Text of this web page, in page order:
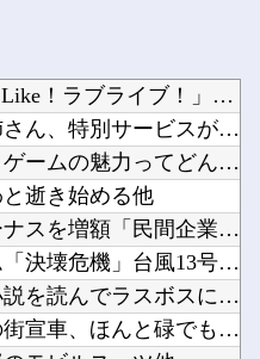
【ラブライブ！】「Link！Like！ラブライブ！」運営チー...
【画像】脱毛サロンのお姉さん、特別サービスがエ□すぎる件ｗｗ...
モンスターハンターというゲームの魅力ってどんな部分だと思う？...
と逝き始める他
【悲報】公務員さん、ボーナスを増額「民間企業に合わせました」...
中国「大洪水！」三峡ダム「決壊危機」台風13号「三峡直撃確定...
ガンダム・センチネルの小説を読んでラスボスに驚いた他
【ニュース】日本共産党の街宣車、ほんと碌でもないな他